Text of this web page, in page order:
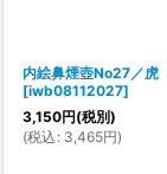
内絵鼻煙壺No27／虎
[iwb08112027]
3,150円(税別)
(税込 : 3,465円)